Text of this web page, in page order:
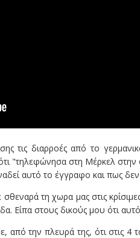
τις διαρροές από το
"τηλεφώνησα στη Μέρκελ στην
αυτό το έγγραφο και πως
τη χωρα μας στις
Είπα στους δικούς μου ότι αυτό
την πλευρά της, ότι στις 4